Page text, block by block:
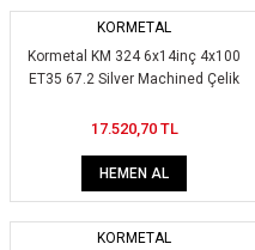
KORMETAL
Kormetal KM 324 6x14inç 4x100
ET35 67.2 Silver Machined Çelik
17.520,70 TL
HEMEN AL
KORMETAL